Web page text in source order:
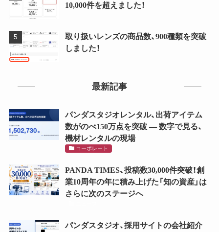
10,000件を超えました！
取り扱いレンズの商品数、900種類を突破
しました！
最新記事
パンダスタジオレンタル、出荷アイテム
数がのべ150万点を突破 ― 数字で見る、
機材レンタルの現場
コーポレート
PANDA TIMES、投稿数30,000件突破！創
業10周年の年に積み上げた「知の資産」は
さらに次のステージへ
パンダスタジオ、採用サイトの会社紹介